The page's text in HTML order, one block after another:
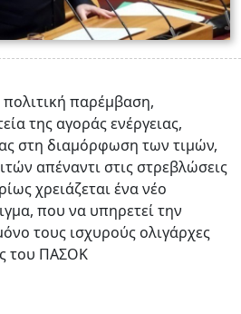
πολιτική παρέμβαση,
της αγοράς ενέργειας,
στη διαμόρφωση των τιμών,
απέναντι στις στρεβλώσεις
χρειάζεται ένα νέο
που να υπηρετεί την
τους ισχυρούς ολιγάρχες
του ΠΑΣΟΚ